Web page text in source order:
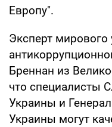
Европу".
Эксперт мирового
Бреннан из
что специалисты
Украины и
Украины могут